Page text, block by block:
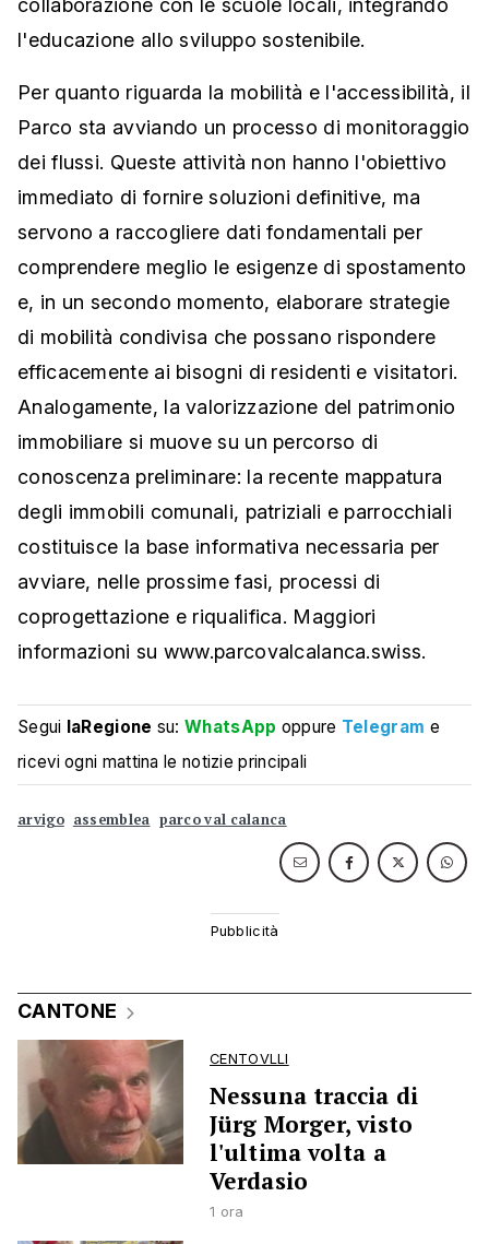
collaborazione con le scuole locali, integrando
l'educazione allo sviluppo sostenibile.
Per quanto riguarda la mobilità e l'accessibilità, il
Parco sta avviando un processo di monitoraggio
dei flussi. Queste attività non hanno l'obiettivo
immediato di fornire soluzioni definitive, ma
servono a raccogliere dati fondamentali per
comprendere meglio le esigenze di spostamento
e, in un secondo momento, elaborare strategie
di mobilità condivisa che possano rispondere
efficacemente ai bisogni di residenti e visitatori.
Analogamente, la valorizzazione del patrimonio
immobiliare si muove su un percorso di
conoscenza preliminare: la recente mappatura
degli immobili comunali, patriziali e parrocchiali
costituisce la base informativa necessaria per
avviare, nelle prossime fasi, processi di
coprogettazione e riqualifica. Maggiori
informazioni su www.parcovalcalanca.swiss.
Segui laRegione su:WhatsApp oppure Telegram e
ricevi ogni mattina le notizie principali
arvigo assemblea parco val calanca
CANTONE
CENTOVLLI
Nessuna traccia di
Jürg Morger, visto
l'ultima volta a
Verdasio
1 ora